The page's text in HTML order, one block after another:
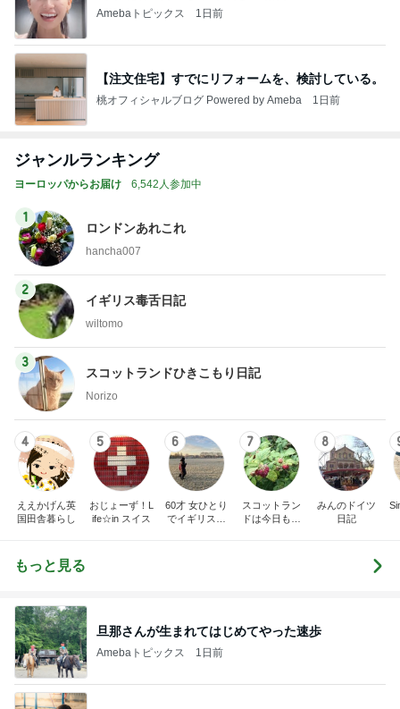
Amebaトピックス 1日前
【注文住宅】すでにリフォームを、検討している。
桃オフィシャルブログ Powered by Ameba 1日前
ジャンルランキング
ヨーロッパからお届け 6,542人参加中
1
ロンドンあれこれ
hancha007
2
イギリス毒舌日記
wiltomo
3
スコットランドひきこもり日記
Norizo
4
ええかげん英
国田舎暮らし
5
おじょーず！L
ife☆in スイス
6
60才 女ひとり
でイギリスに
7
スコットラン
ドは今日も曇
8
みんのドイツ
日記
もっと見る
旦那さんが生まれてはじめてやった速歩
Amebaトピックス 1日前